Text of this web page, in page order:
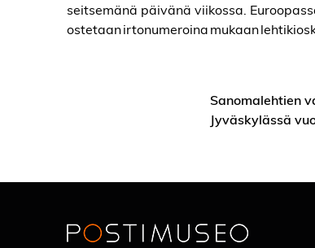
seitsemänä päivänä viikossa.
ostetaan irtonumeroina mukaan
Sanomalehtien
Jyväskylässä